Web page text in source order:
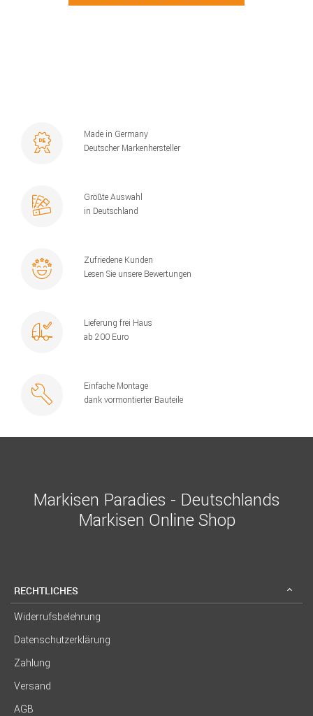
Made in Germany
Deutscher Markenhersteller
Größte Auswahl
in Deutschland
Zufriedene Kunden
Lesen Sie unsere Bewertungen
Lieferung frei Haus
ab 200 Euro
Einfache Montage
dank vormontierter Bauteile
Markisen Paradies - Deutschlands
Markisen Online Shop
RECHTLICHES
Widerrufsbelehrung
Datenschutzerklärung
Zahlung
Versand
AGB